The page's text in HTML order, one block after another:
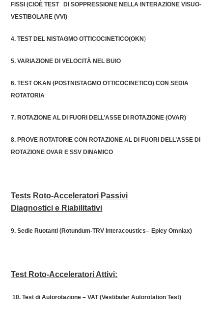
FISSI (CIOÈ TEST
DI SOPPRESSIONE NELLA INTERAZIONE VISUO-
VESTIBOLARE (VVI)
4.TEST DEL NISTAGMO OTTICOCINETICO(OKN)
5.VARIAZIONE DI VELOCITÀ NEL BUIO
6.TEST OKAN (POSTNISTAGMO OTTICOCINETICO) CON SEDIA
ROTATORIA
7.ROTAZIONE AL DI FUORI DELL’ASSE DI ROTAZIONE (OVAR)
8.PROVE ROTATORIE CON ROTAZIONE AL DI FUORI DELL’ASSE DI
ROTAZIONE OVAR E SSV DINAMICO
Tests Roto-Acceleratori Passivi
Diagnostici e Riabilitativi
9.Sedie Ruotanti (Rotundum-TRVInteracoustics– Epley Omniax)
Test Roto-Acceleratori Attivi:
10. Test di Autorotazione – VAT (Vestibular Autorotation Test)